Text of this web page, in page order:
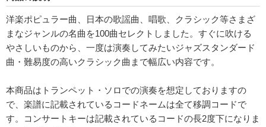
洋楽ポピュラー曲、日本の歌謡曲、唱歌、クラシック等さまざ
まなジャンルの名曲を100曲セレクトしました。すぐに吹ける
やさしいものから、一度は演奏してみたいジャズスタンダード
曲・難易度の高いクラシック曲まで幅広い内容です。
本商品はトランペット・ソロでの演奏を想定しておりますの
で、楽譜に記載されているコードネームは全て移調コードで
す。コンサートキーは記載されているコードの長2度下になりま